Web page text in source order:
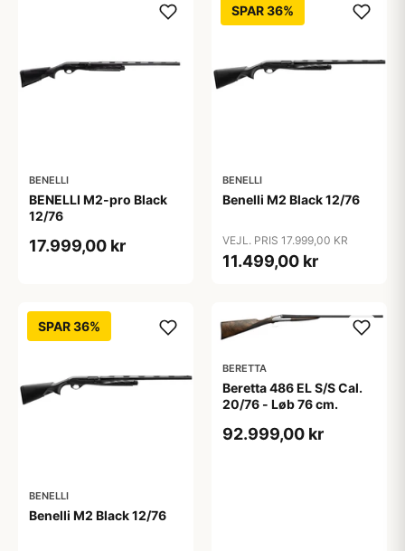
BENELLI
BENELLI M2-pro Black
12/76
17.999,00 kr
SPAR 36%
BENELLI
Benelli M2 Black 12/76
VEJL. PRIS 17.999,00 KR
11.499,00 kr
SPAR 36%
BENELLI
Benelli M2 Black 12/76
BERETTA
Beretta 486 EL S/S Cal.
20/76 - Løb 76 cm.
92.999,00 kr